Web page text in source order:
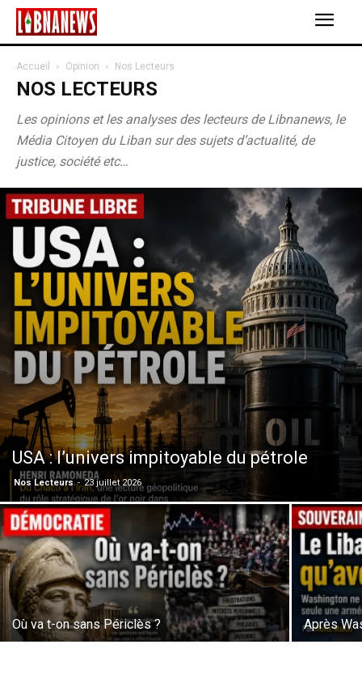
Accueil Opinion Nos Lecteurs
NOS LECTEURS
Les opinions et les analyses des lecteurs de Libnanews, le
Média Citoyen du Liban sur des sujets d’actualité, de
justice, société etc…
USA : l’univers impitoyable du pétrole
Nos Lecteurs - 23 juillet 2026
Où va t-on sans Périclès ? Après